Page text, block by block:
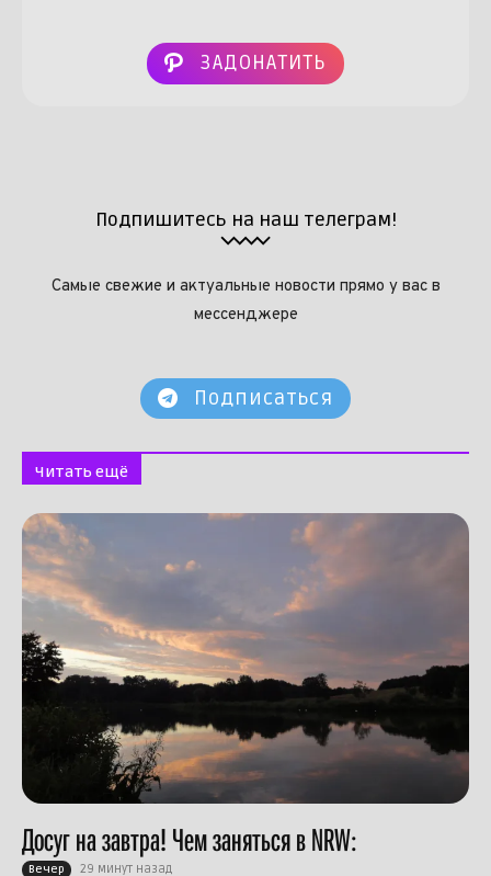
ЗАДОНАТИТЬ
Подпишитесь на наш телеграм!
Самые свежие и актуальные новости прямо у вас в
мессенджере
Подписаться
Читать ещё
Досуг на завтра! Чем заняться в NRW:
Вечер 29 минут назад